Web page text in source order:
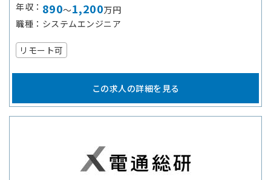
年収
890～1,200万円
職種
システムエンジニア
リモート可
この求人の詳細を見る